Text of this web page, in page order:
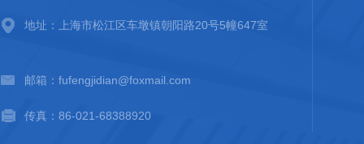
地址：上海市松江区车墩镇朝阳路20号5幢647室
邮箱：fufengjidian@foxmail.com
传真：86-021-68388920